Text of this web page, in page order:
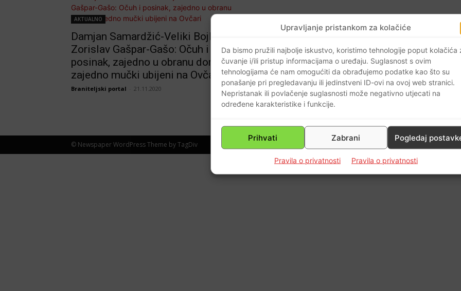
Upravljanje pristankom za kolačiće
Da bismo pružili najbolje iskustvo, koristimo tehnologije poput kolačića
čuvanje i/ili pristup informacijama o uređaju. Suglasnost s ovim
tehnologijama će nam omogućiti da obrađujemo podatke kao što su
ponašanje pri pregledavanju ili jedinstveni ID-ovi na ovoj web stranici.
Nepristanak ili povlačenje suglasnosti može negativno utjecati na
određene karakteristike i funkcije.
Prihvati Zabrani Pogledaj
Pravila o privatnosti Pravila o privatnosti
AKTUALNO
Damjan Samardžić-Veliki Bojler i
Zorislav Gašpar-Gašo: Očuh i
posinak, zajedno u obranu doma,
zajedno mučki ubijeni na Ovčari
Braniteljski portal 21.11.2020
© Newspaper WordPress Theme by TagDiv